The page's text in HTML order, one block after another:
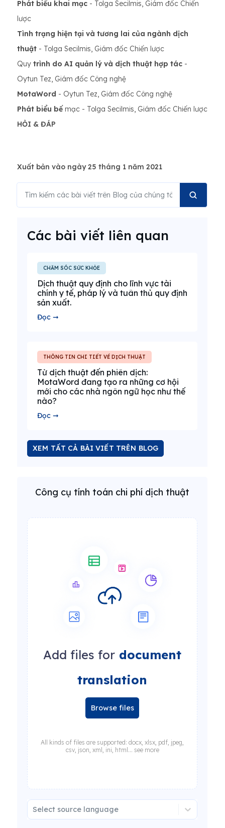
Phát biểu khai mạc - Tolga Secilmis, Giám đốc Chiến
lược
Tình trạng hiện tại và tương lai của ngành dịch
thuật - Tolga Secilmis, Giám đốc Chiến lược
Quy trình do AI quản lý và dịch thuật hợp tác -
Oytun Tez, Giám đốc Công nghệ
MotaWord - Oytun Tez, Giám đốc Công nghệ
Phát biểu bế mạc - Tolga Secilmis, Giám đốc Chiến lược
HỎI & ĐÁP
Xuất bản vào ngày 25 tháng 1 năm 2021
Các bài viết liên quan
CHĂM SÓC SỨC KHỎE
Dịch thuật quy định cho lĩnh vực tài
chính y tế, pháp lý và tuân thủ quy định
sản xuất.
Đọc ➞
THÔNG TIN CHI TIẾT VỀ DỊCH THUẬT
Từ dịch thuật đến phiên dịch:
MotaWord đang tạo ra những cơ hội
mới cho các nhà ngôn ngữ học như thế
nào?
Đọc ➞
XEM TẤT CẢ BÀI VIẾT TRÊN BLOG
Công cụ tính toán chi phí dịch thuật
Add files for document
translation
Browse files
All kinds of files are supported: docx, xlsx, pdf, jpeg,
csv, json, xml, ini, html... see more
Select source language